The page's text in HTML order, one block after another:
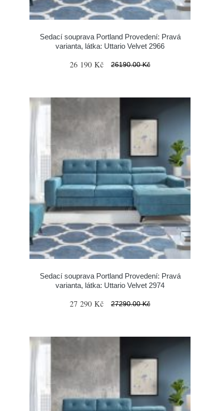
Sedací souprava Portland Provedení: Pravá
varianta, látka: Uttario Velvet 2966
26 190 Kč 26190.00 Kč
Sedací souprava Portland Provedení: Pravá
varianta, látka: Uttario Velvet 2974
27 290 Kč 27290.00 Kč